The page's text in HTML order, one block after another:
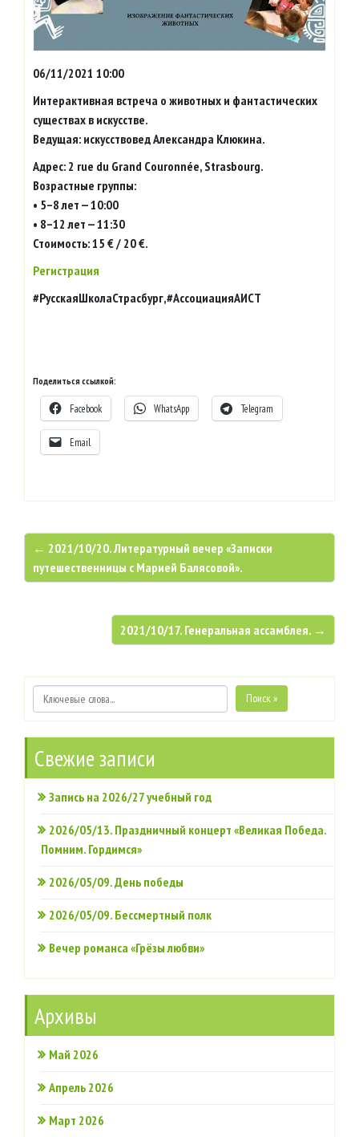
06/11/2021 10:00
Интерактивная встреча о животных и фантастических
существах в искусстве.
Ведущая: искусствовед Александра Клюкина.
Адрес: 2 rue du Grand Couronnée, Strasbourg.
Возрастные группы:
• 5–8 лет — 10:00
• 8–12 лет — 11:30
Стоимость: 15 € / 20 €.
Регистрация
#РусскаяШколаСтрасбург,#АссоциацияАИСТ
Поделиться ссылкой:
Facebook WhatsApp Telegram
Email
← 2021/10/20. Литературный вечер «Записки
путешественницы с Марией Балясовой».
2021/10/17. Генеральная ассамблея. →
Поиск »
Свежие записи
Запись на 2026/27 учебный год
2026/05/13. Праздничный концерт «Великая Победа.
Помним. Гордимся»
2026/05/09. День победы
2026/05/09. Бессмертный полк
Вечер романса «Грёзы любви»
Архивы
Май 2026
Апрель 2026
Март 2026